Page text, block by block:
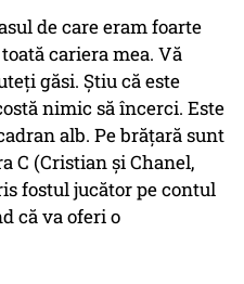
de care eram foarte
cariera mea. Vă
găsi. Ştiu că este
nimic să încerci. Este
alb. Pe brăţară sunt
C (Cristian şi Chanel,
fostul jucător pe contul
că va oferi o